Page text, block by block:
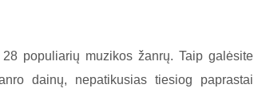
populiarių muzikos žanrų. Taip galėsite
dainų, nepatikusias tiesiog paprastai